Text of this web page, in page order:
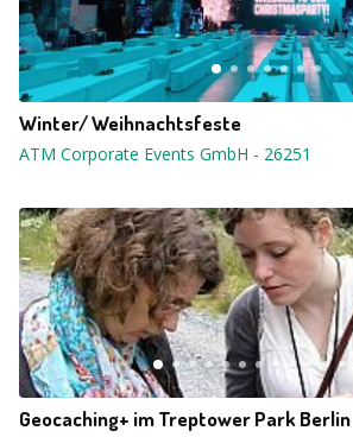
Winter/ Weihnachtsfeste
ATM Corporate Events GmbH - 26251
Geocaching+ im Treptower Park Berlin